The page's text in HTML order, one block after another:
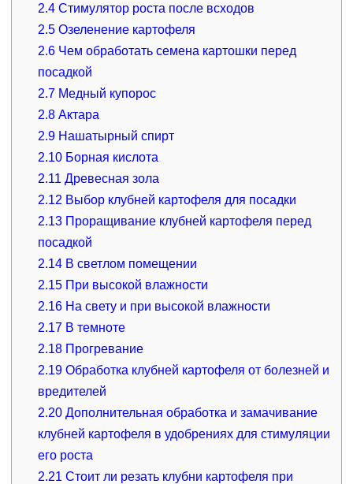
2.4 Стимулятор роста после всходов
2.5 Озеленение картофеля
2.6 Чем обработать семена картошки перед
посадкой
2.7 Медный купорос
2.8 Актара
2.9 Нашатырный спирт
2.10 Борная кислота
2.11 Древесная зола
2.12 Выбор клубней картофеля для посадки
2.13 Проращивание клубней картофеля перед
посадкой
2.14 В светлом помещении
2.15 При высокой влажности
2.16 На свету и при высокой влажности
2.17 В темноте
2.18 Прогревание
2.19 Обработка клубней картофеля от болезней и
вредителей
2.20 Дополнительная обработка и замачивание
клубней картофеля в удобрениях для стимуляции
его роста
2.21 Стоит ли резать клубни картофеля при